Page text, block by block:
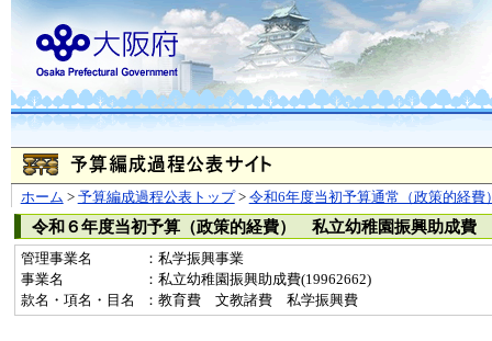
ホーム > 予算編成過程公表トップ> 令和6年度当初予算通常（政策的経費
令和６年度当初予算（政策的経費） 私立幼稚園振興助成費
管理事業名
：私学振興事業
事業名
：私立幼稚園振興助成費(19962662)
款名・項名・目名
：教育費 文教諸費 私学振興費